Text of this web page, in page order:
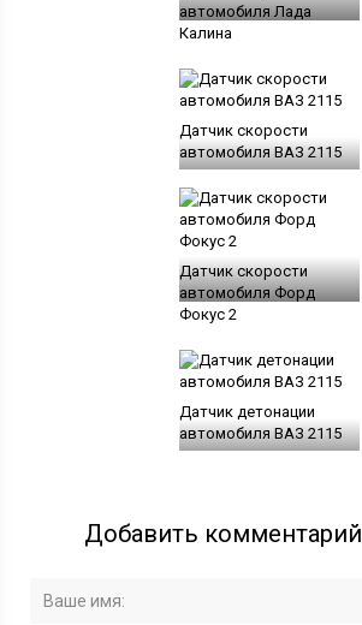
автомобиля Лада
Калина
Датчик скорости
автомобиля ВАЗ 2115
Датчик скорости
автомобиля Форд
Фокус 2
Датчик детонации
автомобиля ВАЗ 2115
Добавить комментарий